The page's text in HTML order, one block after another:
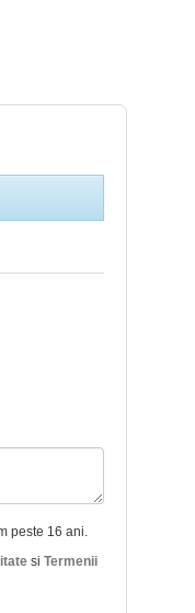
peste 16 ani.
siTermenii